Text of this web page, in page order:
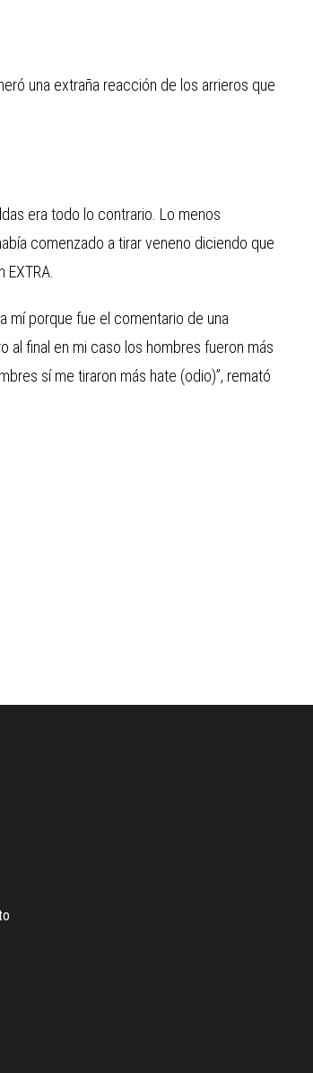
una extraña reacción de los arrieros que
era todo lo contrario. Lo menos
comenzado a tirar veneno diciendo que
mí porque fue el comentario de una
al final en mi caso los hombres fueron más
sí me tiraron más hate (odio)”, remató